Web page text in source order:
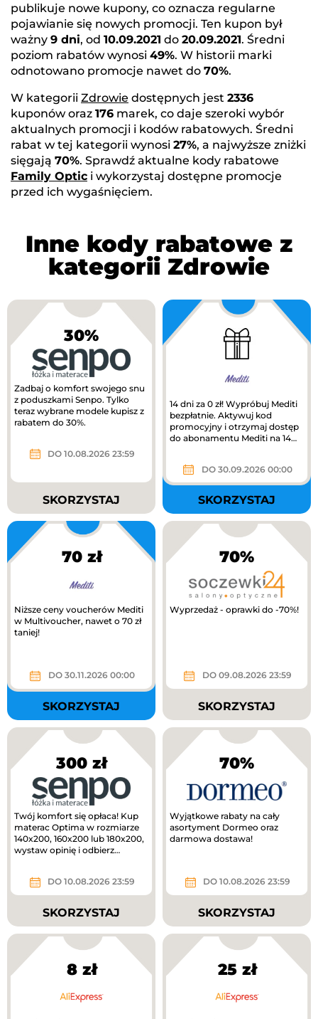
publikuje nowe kupony, co oznacza regularne
pojawianie się nowych promocji. Ten kupon był
ważny 9 dni, od 10.09.2021 do 20.09.2021. Średni
poziom rabatów wynosi 49%. W historii marki
odnotowano promocje nawet do 70%.
W kategorii Zdrowie dostępnych jest 2336
kuponów oraz 176 marek, co daje szeroki wybór
aktualnych promocji i kodów rabatowych. Średni
rabat w tej kategorii wynosi 27%, a najwyższe zniżki
sięgają 70%. Sprawdź aktualne kody rabatowe
Family Optic i wykorzystaj dostępne promocje
przed ich wygaśnięciem.
Inne kody rabatowe z
kategorii Zdrowie
30%
Zadbaj o komfort swojego snu
z poduszkami Senpo. Tylko
teraz wybrane modele kupisz z
rabatem do 30%.
DO 10.08.2026 23:59
SKORZYSTAJ
14 dni za 0 zł! Wypróbuj Mediti
bezpłatnie. Aktywuj kod
promocyjny i otrzymaj dostęp
do abonamentu Mediti na 14
DO 30.09.2026 00:00
SKORZYSTAJ
70 zł
Niższe ceny voucherów Mediti
w Multivoucher, nawet o 70 zł
taniej!
DO 30.11.2026 00:00
SKORZYSTAJ
70%
Wyprzedaż - oprawki do -70%!
DO 09.08.2026 23:59
SKORZYSTAJ
300 zł
Twój komfort się opłaca! Kup
materac Optima w rozmiarze
140x200, 160x200 lub 180x200,
wystaw opinię i odbierz
DO 10.08.2026 23:59
SKORZYSTAJ
70%
Wyjątkowe rabaty na cały
asortyment Dormeo oraz
darmowa dostawa!
DO 10.08.2026 23:59
SKORZYSTAJ
8 zł 25 zł